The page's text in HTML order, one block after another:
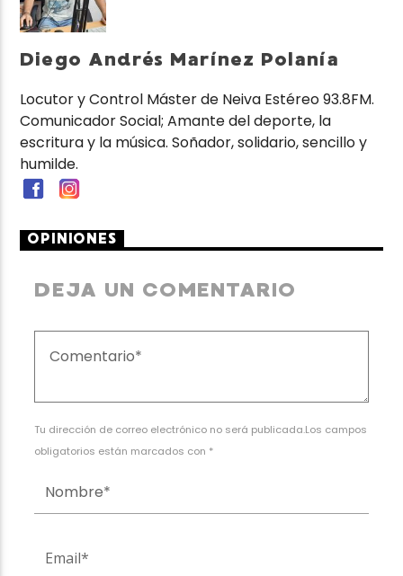
Diego Andrés Marínez Polanía
Locutor y Control Máster de Neiva Estéreo 93.8FM.
Comunicador Social; Amante del deporte, la
escritura y la música. Soñador, solidario, sencillo y
humilde.
OPINIONES
DEJA UN COMENTARIO
Tu dirección de correo electrónico no será publicada.Los campos
obligatorios están marcados con *